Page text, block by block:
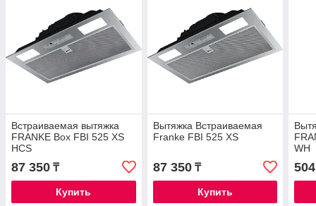
Встраиваемая вытяжка
FRANKE Box FBI 525 XS
HCS
87 350 ₸
Купить
Вытяжка Встраиваемая
Franke FBI 525 XS
87 350₸
Купить
WH